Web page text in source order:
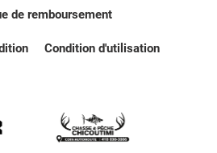
de remboursement
Condition d'utilisation